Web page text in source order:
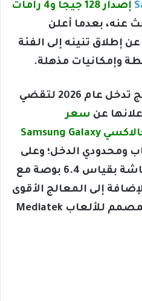
إصدار 128 جيجا و4 رامات
عنه، بعدما أعلن
إطلاق تنينه إلى الفئة
وإمكانيات مذهلة.
ويبدو أن شركة سامسونج تدخل عام 2026 لتقضي
عن سعر
ومواصفات سامسونج جالاكسي Samsung Galaxy
ومحدودي الدخل؛ وعلى
الرغم ذلك فإنه مزود بشاشة بقياس 6.4 بوصة مع
هرتز؛ بالإضافة إلى المعالج الأقوى
في الفئة الاقتصادية والمصمم للألعاب Mediatek